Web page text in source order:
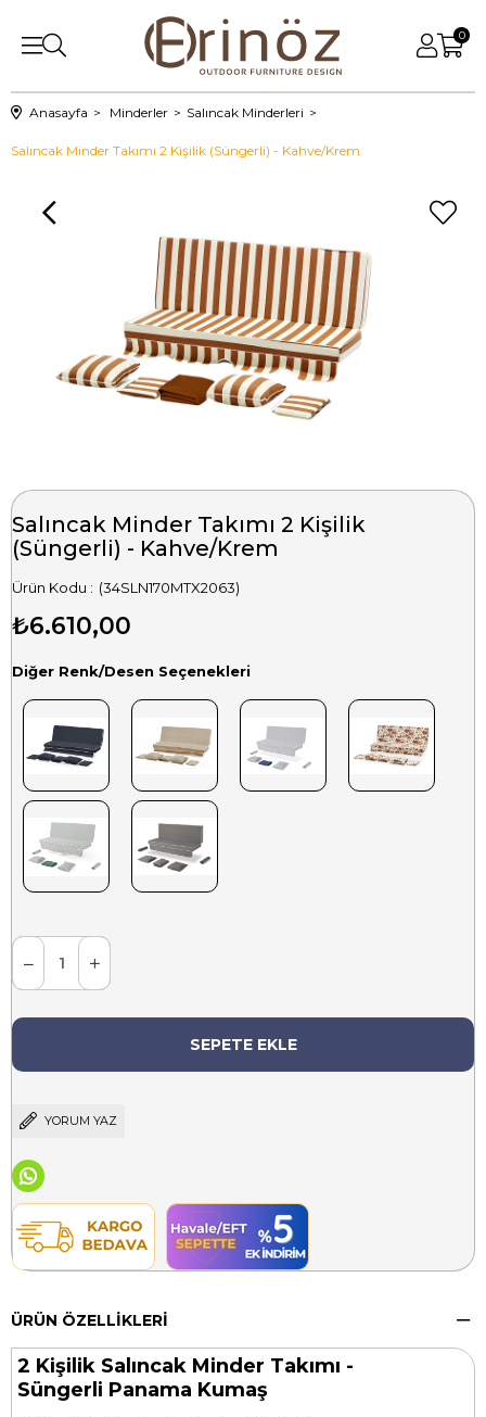
0
Anasayfa Minderler Salıncak Minderleri
Salıncak Minder Takımı 2 Kişilik (Süngerli) - Kahve/Krem
Salıncak Minder Takımı 2 Kişilik
(Süngerli) - Kahve/Krem
(34SLN170MTX2063)
₺6.610,00
Diğer Renk/Desen Seçenekleri
YORUM YAZ
ÜRÜN ÖZELLIKLERI
2 Kişilik Salıncak Minder Takımı -
Süngerli Panama Kumaş